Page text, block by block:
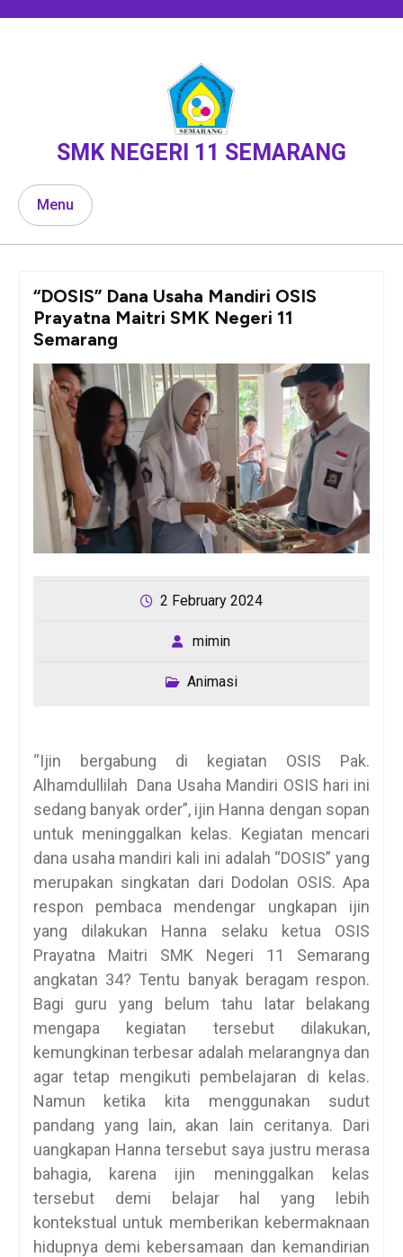
SMK NEGERI 11 SEMARANG
Menu
“DOSIS” Dana Usaha Mandiri OSIS
Prayatna Maitri SMK Negeri 11
Semarang
2 February 2024
mimin
Animasi
“Ijin bergabung di kegiatan OSIS Pak.
Alhamdullilah Dana Usaha Mandiri OSIS hari ini
sedang banyak order”, ijin Hanna dengan sopan
untuk meninggalkan kelas. Kegiatan mencari
dana usaha mandiri kali ini adalah “DOSIS” yang
merupakan singkatan dari Dodolan OSIS. Apa
respon pembaca mendengar ungkapan ijin
yang dilakukan Hanna selaku ketua OSIS
Prayatna Maitri SMK Negeri 11 Semarang
angkatan 34? Tentu banyak beragam respon.
Bagi guru yang belum tahu latar belakang
mengapa kegiatan tersebut dilakukan,
kemungkinan terbesar adalah melarangnya dan
agar tetap mengikuti pembelajaran di kelas.
Namun ketika kita menggunakan sudut
pandang yang lain, akan lain ceritanya. Dari
uangkapan Hanna tersebut saya justru merasa
bahagia, karena ijin meninggalkan kelas
tersebut demi belajar hal yang lebih
kontekstual untuk memberikan kebermaknaan
hidupnya demi kebersamaan dan kemandirian